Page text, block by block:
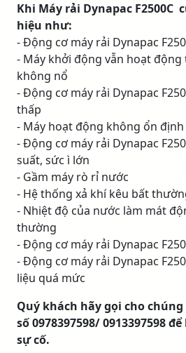
Khi Máy rải Dynapac F2500C
hiệu như:
- Động cơ máy rải Dynapac
- Máy khởi động vẫn hoạt
không nổ
- Động cơ máy rải Dynapac
thấp
- Máy hoạt động không ổn
- Động cơ máy rải Dynapac
suất, sức ì lớn
- Gầm máy rò rỉ nước
- Hệ thống xả khí kêu bất
- Nhiệt độ của nước làm mát
thường
- Động cơ máy rải Dynapac
- Động cơ máy rải Dynapac
liệu quá mức
Quý khách hãy gọi cho
số 0978397598/ 0913397598
sự cố.